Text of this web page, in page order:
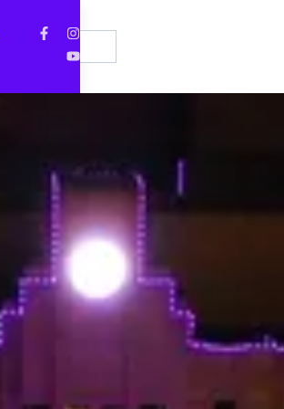
Comunidade Brasileira lança Workshop